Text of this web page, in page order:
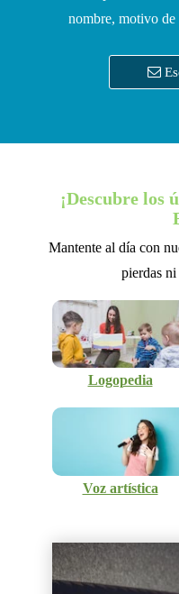
nombre, motivo
¡Descubre los
Mantente al día con
pierdas
Logopedia
Voz artística